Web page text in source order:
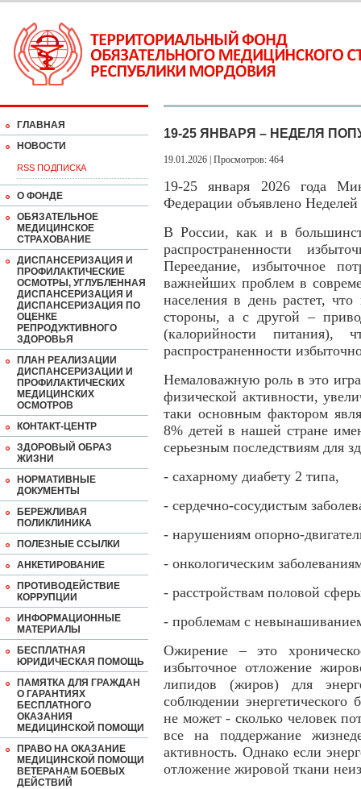
ГЛАВНАЯ
НОВОСТИ
RSS ПОДПИСКА
О ФОНДЕ
ОБЯЗАТЕЛЬНОЕ
МЕДИЦИНСКОЕ
СТРАХОВАНИЕ
ДИСПАНСЕРИЗАЦИЯ И
ПРОФИЛАКТИЧЕСКИЕ
ОСМОТРЫ, УГЛУБЛЕННАЯ
ДИСПАНСЕРИЗАЦИЯ И
ДИСПАНСЕРИЗАЦИЯ ПО
ОЦЕНКЕ
РЕПРОДУКТИВНОГО
ЗДОРОВЬЯ
ПЛАН РЕАЛИЗАЦИИ
ДИСПАНСЕРИЗАЦИИ И
ПРОФИЛАКТИЧЕСКИХ
МЕДИЦИНСКИХ
ОСМОТРОВ
КОНТАКТ-ЦЕНТР
ЗДОРОВЫЙ ОБРАЗ
ЖИЗНИ
НОРМАТИВНЫЕ
ДОКУМЕНТЫ
БЕРЕЖЛИВАЯ
ПОЛИКЛИНИКА
ПОЛЕЗНЫЕ ССЫЛКИ
АНКЕТИРОВАНИЕ
ПРОТИВОДЕЙСТВИЕ
КОРРУПЦИИ
ИНФОРМАЦИОННЫЕ
МАТЕРИАЛЫ
БЕСПЛАТНАЯ
ЮРИДИЧЕСКАЯ ПОМОЩЬ
ПАМЯТКА ДЛЯ ГРАЖДАН
О ГАРАНТИЯХ
БЕСПЛАТНОГО
ОКАЗАНИЯ
МЕДИЦИНСКОЙ ПОМОЩИ
ПРАВО НА ОКАЗАНИЕ
МЕДИЦИНСКОЙ ПОМОЩИ
ВЕТЕРАНАМ БОЕВЫХ
ДЕЙСТВИЙ
19-25 ЯНВАРЯ – НЕДЕЛЯ
19.01.2026 | Просмотров: 464
19-25 января 2026 года
Федерации объявлено
В России, как и в
распространенности
Переедание, избыточное
важнейших проблем в
населения в день растет,
стороны, а с другой –
(калорийности питания),
распространенности
Немаловажную роль в это
физической активности,
таки основным фактором
8% детей в нашей стране
серьезным последствиям для
- сахарному диабету 2 типа,
- сердечно-сосудистым
- нарушениям опорно-
- онкологическим
- расстройствам половой
- проблемам с
Ожирение – это
избыточное отложение
липидов (жиров) для
соблюдении
не может - сколько человек
все на поддержание
активность. Однако если
отложение жировой ткани